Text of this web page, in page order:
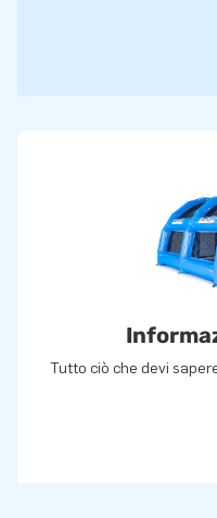
Tutto ciò che devi